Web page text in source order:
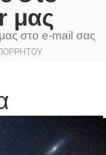
μας
στο e-mail σας